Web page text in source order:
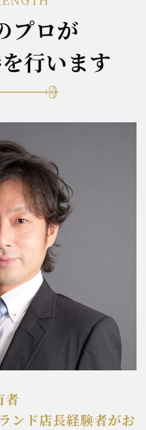
プロが
行います
者
ンド店長経験者がお